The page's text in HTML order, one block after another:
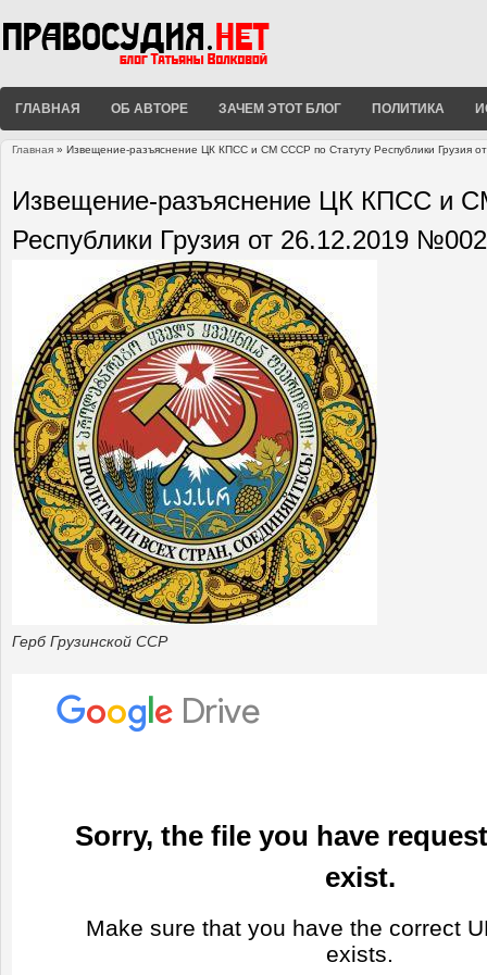
ГЛАВНАЯ ОБ АВТОРЕ ЗАЧЕМ ЭТОТ БЛОГ ПОЛИТИКА
Главная » Извещение-разъяснение ЦК КПСС и СМ СССР по Статуту Республики Грузия
Извещение-разъяснение ЦК КПСС и
Республики Грузия от 26.12.2019
Герб Грузинской ССР